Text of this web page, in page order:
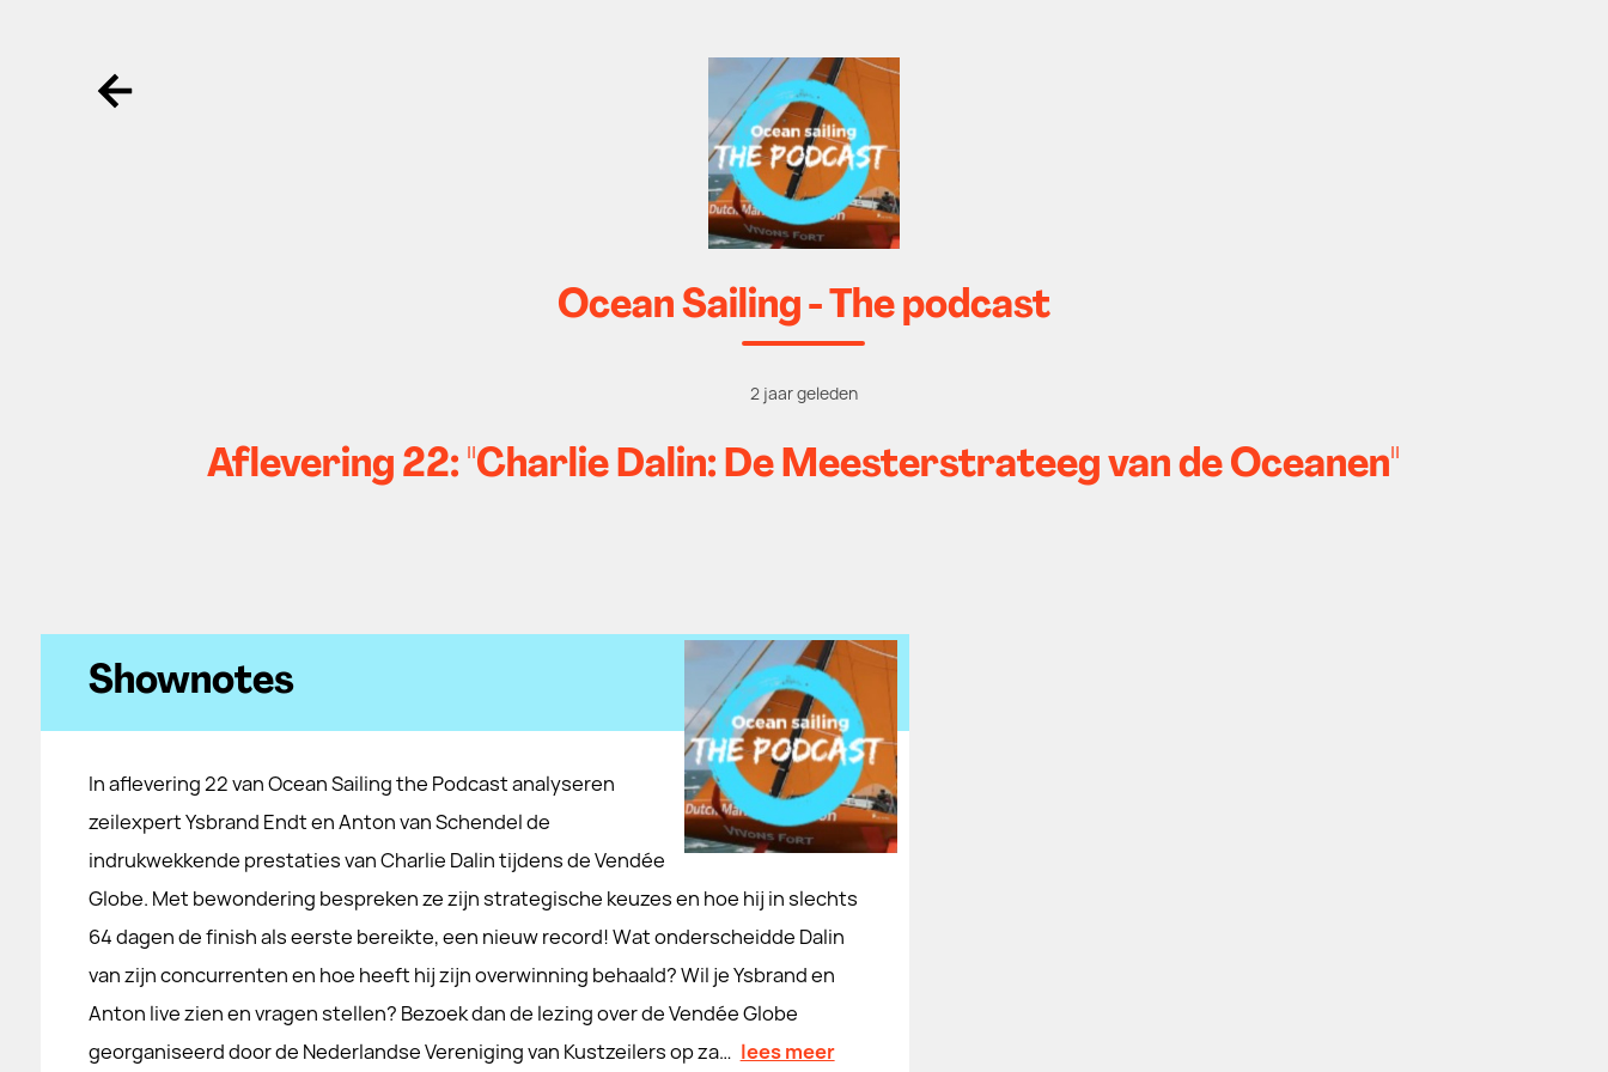
Ga terug
Ocean Sailing - The podcast
2 jaar geleden
Aflevering 22: "Charlie Dalin: De Meesterstrateeg van de Oceanen"
Shownotes
In aflevering 22 van Ocean Sailing the Podcast analyseren
zeilexpert Ysbrand Endt en Anton van Schendel de
indrukwekkende prestaties van Charlie Dalin tijdens de Vendée
Globe. Met bewondering bespreken ze zijn strategische keuzes en hoe hij in slechts
64 dagen de finish als eerste bereikte, een nieuw record! Wat onderscheidde Dalin
van zijn concurrenten en hoe heeft hij zijn overwinning behaald? Wil je Ysbrand en
Anton live zien en vragen stellen? Bezoek dan de lezing over de Vendée Globe
georganiseerd door de Nederlandse Vereniging van Kustzeilers op za… lees meer